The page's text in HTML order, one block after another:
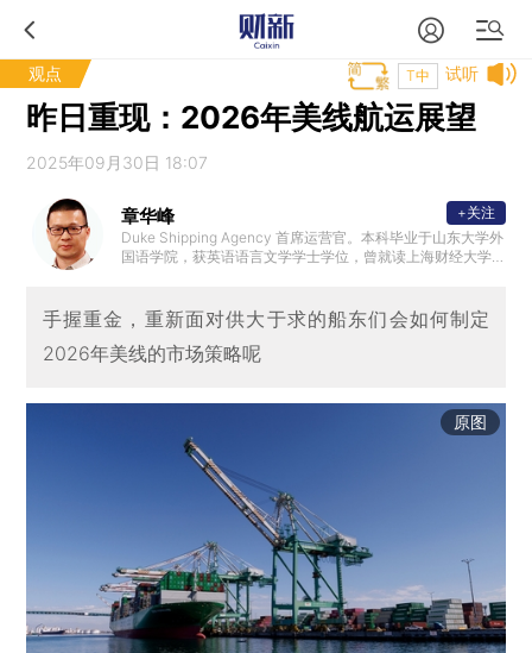
观点 试听
T中
昨日重现：2026年美线航运展望
2025年09月30日 18:07
章华峰
Duke Shipping Agency 首席运营官。本科毕业于山东大学外
国语学院，获英语语言文学学士学位，曾就读上海财经大学M
等地历任销售代表，销售经理，销售总经理，大中国区航线
总经理。2017年加入海硕集团洛杉矶分公司，管理大洛杉矶
地区销售团队。2021年底加入致远航运美国团队。2024年加
+关注
手握重金，重新面对供大于求的船东们会如何制定
2026年美线的市场策略呢
原图